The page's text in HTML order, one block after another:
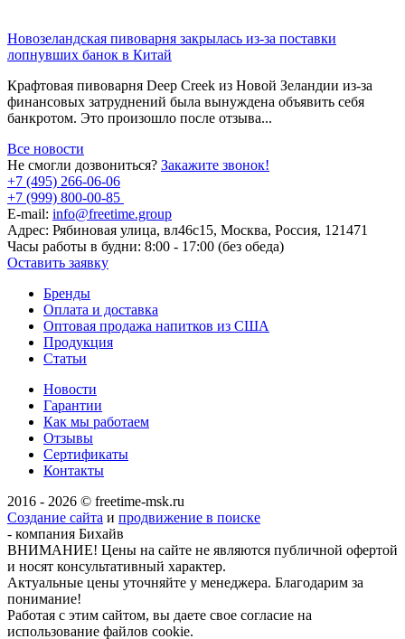
Новозеландская пивоварня закрылась из-за поставки
лопнувших банок в Китай
Крафтовая пивоварня Deep Creek из Новой Зеландии из-за
финансовых затруднений была вынуждена объявить себя
банкротом. Это произошло после отзыва...
Все новости
Не смогли дозвониться? Закажите звонок!
+7 (495) 266-06-06
+7 (999) 800-00-85
E-mail: info@freetime.group
Адрес: Рябиновая улица, вл46с15, Москва, Россия, 121471
Часы работы в будни: 8:00 - 17:00 (без обеда)
Оставить заявку
Бренды
Оплата и доставка
Оптовая продажа напитков из США
Продукция
Статьи
Новости
Гарантии
Как мы работаем
Отзывы
Сертификаты
Контакты
2016 - 2026 © freetime-msk.ru
Создание сайта и продвижение в поиске
- компания Бихайв
ВНИМАНИЕ! Цены на сайте не являются публичной офертой
и носят консультативный характер.
Актуальные цены уточняйте у менеджера. Благодарим за
понимание!
Работая с этим сайтом, вы даете свое согласие на
использование файлов cookie.